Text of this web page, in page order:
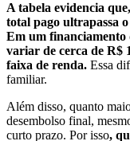
A tabela evidencia
total pago ultrapassa
Em um financiamento
variar de cerca de R$
faixa de renda. Essa
familiar.
Além disso, quanto
desembolso final,
curto prazo. Por isso,